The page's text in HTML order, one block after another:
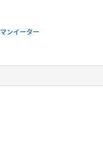
マンイーター